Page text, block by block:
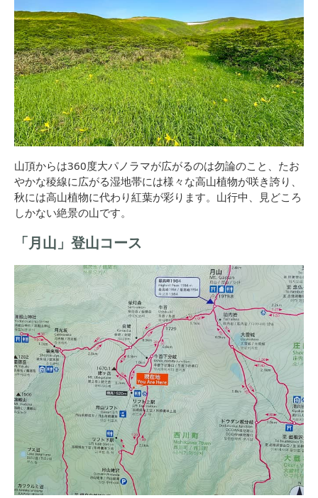
山頂からは360度大パノラマが広がるのは勿論のこと、たお
やかな稜線に広がる湿地帯には様々な高山植物が咲き誇り、
秋には高山植物に代わり紅葉が彩ります。山行中、見どころ
しかない絶景の山です。
「月山」登山コース